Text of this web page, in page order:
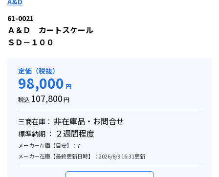
61-0021
Ａ＆Ｄ カートスケール
ＳＤ－１００
定価（税抜）
98,000 円
税込 107,800円
三商在庫： 非在庫品・お問合せ
標準納期 ： ２週間程度
メーカー在庫【目安】：7
メーカー在庫【最終更新日時】：2026/8/9 16:31更新